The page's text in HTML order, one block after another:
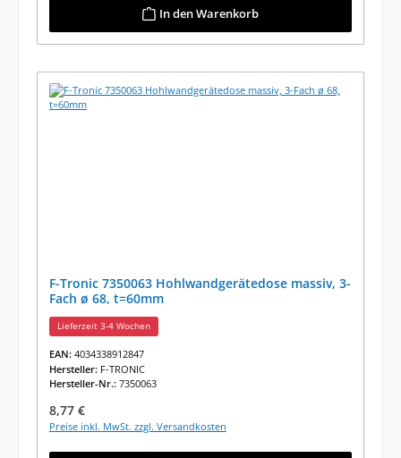
In den Warenkorb
F-Tronic 7350063 Hohlwandgerätedose massiv, 3-
Fach ø 68, t=60mm
Lieferzeit 3-4 Wochen
EAN: 4034338912847
Hersteller: F-TRONIC
Hersteller-Nr.: 7350063
Regulärer Preis:
8,77 €
Preise inkl. MwSt. zzgl. Versandkosten